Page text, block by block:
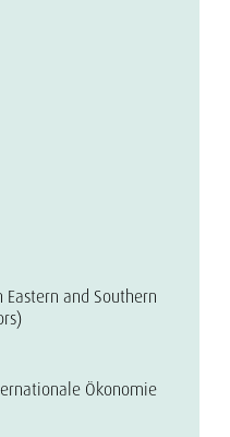
and Southern
Ökonomie